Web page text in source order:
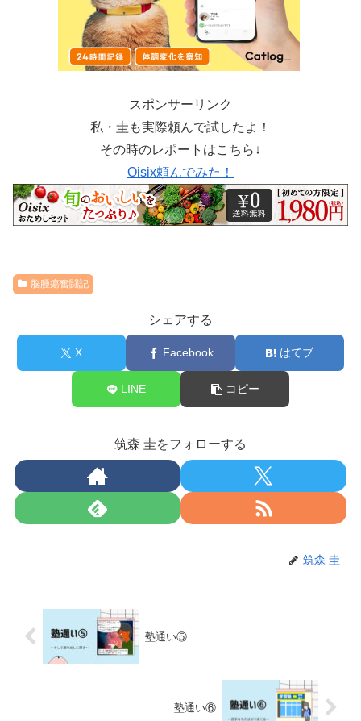
スポンサーリンク
私・圭も実際頼んで試したよ！
その時のレポートはこちら↓
Oisix頼んでみた！
脳腫瘍奮闘記
シェアする
X Facebook はてブ
LINE コピー
筑森 圭をフォローする
筑森 圭
塾通い⑤
塾通い⑥